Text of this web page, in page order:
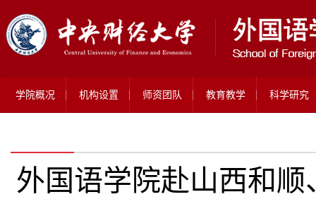
学院概况 机构设置 师资团队 教育教学 科学研究
外国语学院赴山西和